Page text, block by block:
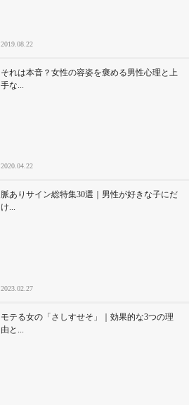
2019.08.22
それは本音？女性の容姿を褒める男性心理と上
手な...
2020.04.22
脈ありサイン総特集30選｜男性が好きな子にだ
け...
2023.02.27
モテる女の「さしすせそ」｜効果的な3つの理
由と...